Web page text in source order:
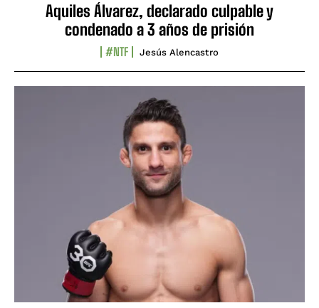
Aquiles Álvarez, declarado culpable y
condenado a 3 años de prisión
#NTF Jesús Alencastro